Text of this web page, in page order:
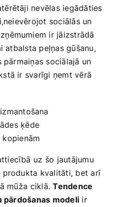
nevēlas iegādāties
sociālās un
ir jāizstrādā
atbalsta peļņas gūšanu,
sociālajā un
ir svarīgi ņemt vērā
ķēde
uz šo jautājumu
produkta kvalitāti,​ bet arī
mūža⁣ ciklā.Tendence
modeli ir